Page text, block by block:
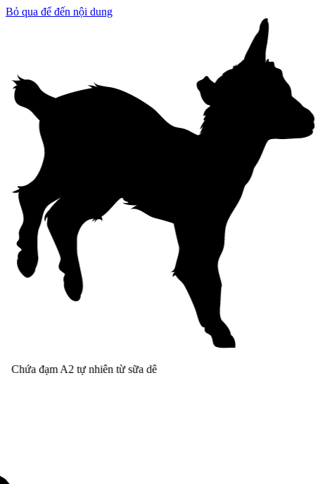
Bỏ qua để đến nội dung
Chứa đạm A2 tự nhiên từ sữa dê